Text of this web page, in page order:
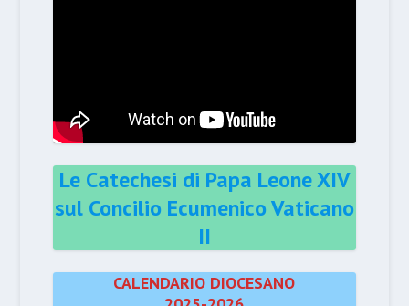
Le Catechesi di Papa Leone XIV
sul Concilio Ecumenico Vaticano
II
CALENDARIO DIOCESANO